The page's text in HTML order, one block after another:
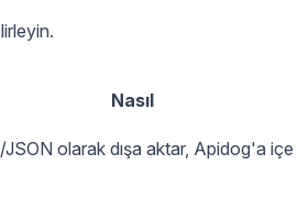
Nasıl
olarak dışa aktar, Apidog'a içe